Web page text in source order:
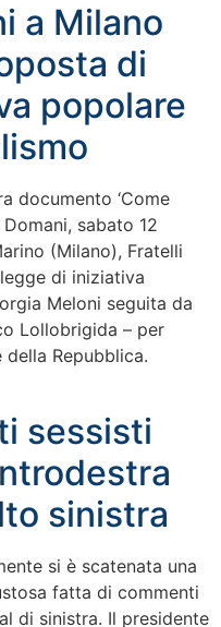
a Milano
di
popolare
documento ‘Come
sabato 12
(Milano), Fratelli
di iniziativa
Meloni seguita da
Lollobrigida – per
della Repubblica.
sessisti
sinistra
si è scatenata una
fatta di commenti
di sinistra. Il presidente